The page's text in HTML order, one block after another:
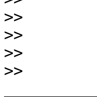
>>
>>
>>
>>